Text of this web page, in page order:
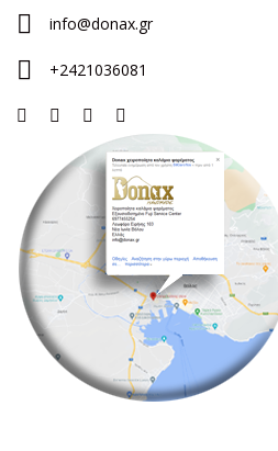
info@donax.gr
+2421036081